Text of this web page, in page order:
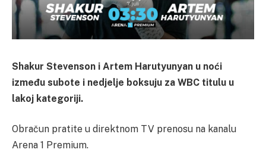
Shakur Stevenson i Artem Harutyunyan u noći
između subote i nedjelje boksuju za WBC titulu u
lakoj kategoriji.
Obračun pratite u direktnom TV prenosu na kanalu
Arena 1 Premium.